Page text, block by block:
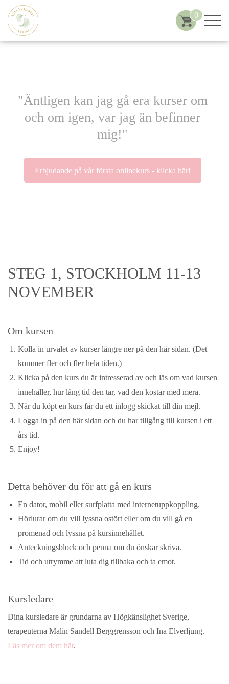
0
"Äntligen kan jag gå era kurser om
och om igen, var jag än befinner
mig!"
Erbjudande på vår första onlinekurs - klicka här!
STEG 1, STOCKHOLM 11-13
NOVEMBER
Om kursen
Kolla in urvalet av kurser längre ner på den här sidan. (Det
kommer fler och fler hela tiden.)
Klicka på den kurs du är intresserad av och läs om vad kursen
innehåller, hur lång tid den tar, vad den kostar med mera.
När du köpt en kurs får du ett inlogg skickat till din mejl.
Logga in på den här sidan och du har tillgång till kursen i ett
års tid.
Enjoy!
Detta behöver du för att gå en kurs
En dator, mobil eller surfplatta med internetuppkoppling.
Hörlurar om du vill lyssna ostört eller om du vill gå en
promenad och lyssna på kursinnehållet.
Anteckningsblock och penna om du önskar skriva.
Tid och utrymme att luta dig tillbaka och ta emot.
Kursledare
Dina kursledare är grundarna av Högkänslighet Sverige,
terapeuterna Malin Sandell Berggrensson och Ina Elverljung.
Läs mer om dem här.